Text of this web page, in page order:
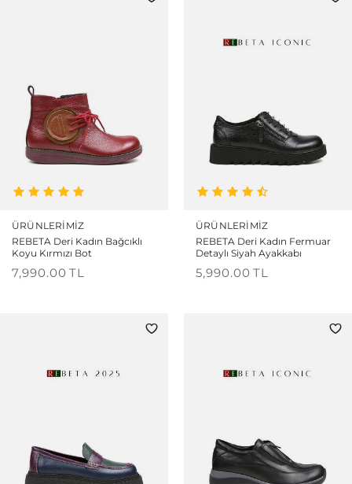
ÜRÜNLERIMIZ
REBETA Deri Kadın Bağcıklı
Koyu Kırmızı Bot
7,990.00 TL
ÜRÜNLERIMIZ
REBETA Deri Kadın Fermuar
Detaylı Siyah Ayakkabı
5,990.00 TL